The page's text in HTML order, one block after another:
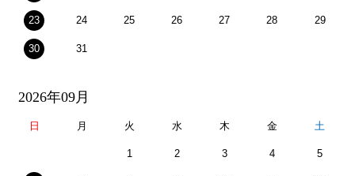
23 24 25 26 27 28 29
30 31
2026年09月
日 月 火 水 木 金 土
1 2 3 4 5